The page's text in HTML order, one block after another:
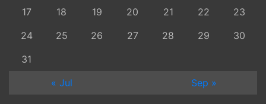
17
18 19 20 21 22
23
24
25 26 27 28 29
30
31
« Jul
Sep »